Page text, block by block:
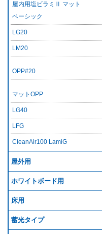
屋内用塩ビラミⅡ マット
ベーシック
LG20
LM20
OPP#20
マットOPP
LG40
LFG
CleanAir100 LamiG
屋外用
ホワイトボード用
床用
蓄光タイプ